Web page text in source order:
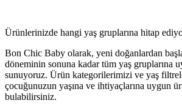
Ürünlerinizde hangi yaş gruplarına hitap
Bon Chic Baby olarak, yeni doğanlardan
döneminin sonuna kadar tüm yaş gruplarına
sunuyoruz. Ürün kategorilerimizi ve yaş
çocuğunuzun yaşına ve ihtiyaçlarına uygun
bulabilirsiniz.